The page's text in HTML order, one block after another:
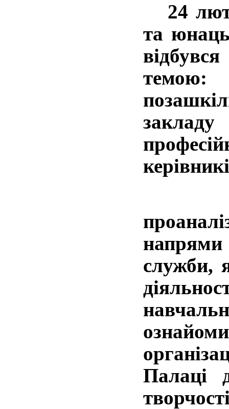
24
та
темою:
служби,
Палаці